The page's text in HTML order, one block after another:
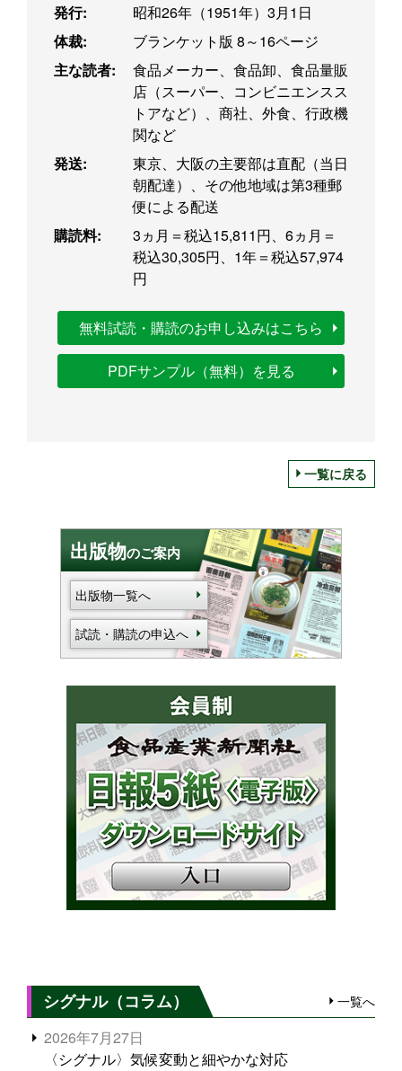
発行:
昭和26年（1951年）3月1日
体裁:
ブランケット版 8～16ページ
主な読者:
食品メーカー、食品卸、食品量販
店（スーパー、コンビニエンスス
トアなど）、商社、外食、行政機
関など
発送:
東京、大阪の主要部は直配（当日
朝配達）、その他地域は第3種郵
便による配送
購読料:
3ヵ月＝税込15,811円、6ヵ月＝
税込30,305円、1年＝税込57,974
円
無料試読・購読のお申し込みはこちら
PDFサンプル（無料）を見る
一覧に戻る
出版物のご案内
出版物一覧へ
試読・購読の申込へ
シグナル（コラム） 一覧へ
2026年7月27日
〈シグナル〉気候変動と細やかな対応